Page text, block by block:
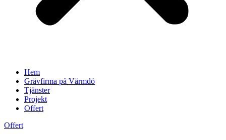
Hem
Grävfirma på Värmdö
Tjänster
Projekt
Offert
Offert